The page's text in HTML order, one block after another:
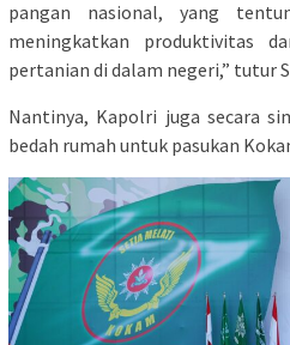
pangan nasional, yang
meningkatkan produktivitas
pertanian di dalam negeri,” tutur
Nantinya, Kapolri juga secara
bedah rumah untuk pasukan